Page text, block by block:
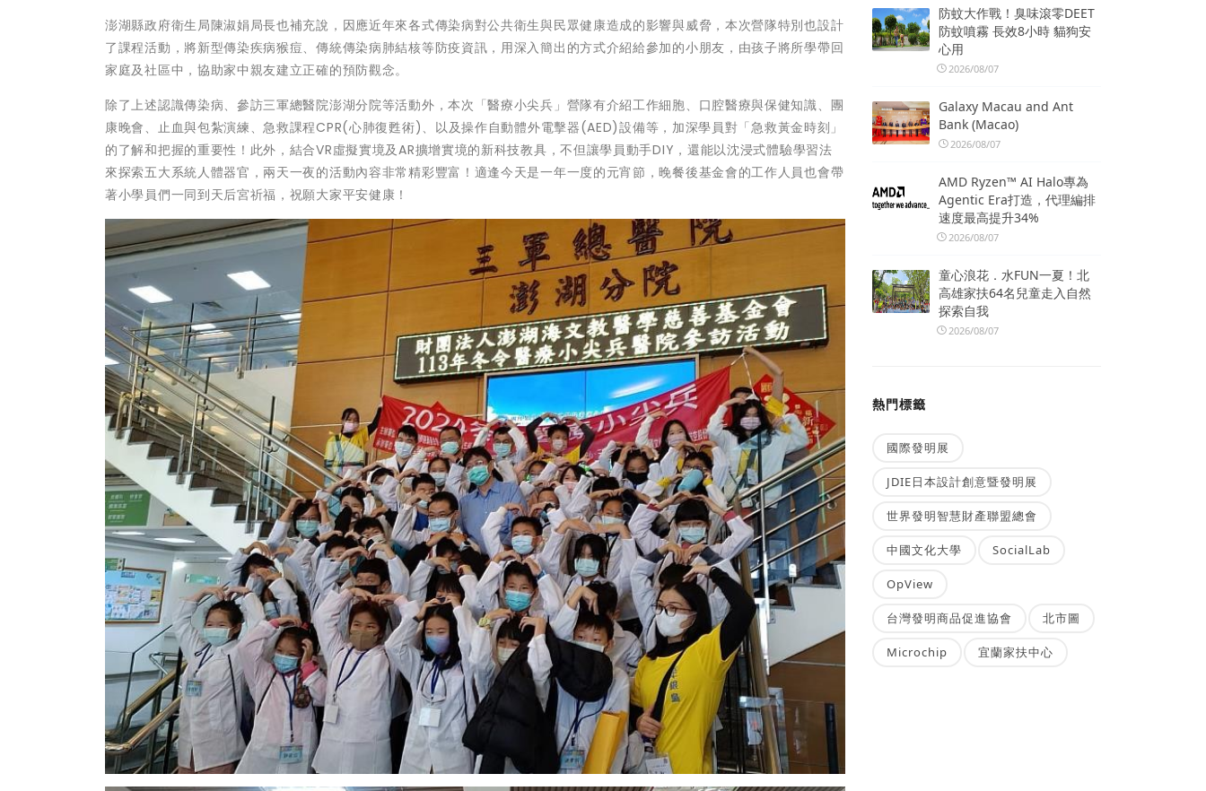
澎湖縣政府衛生局陳淑娟局長也補充說，因應近年來各式傳染病對公共衛生與民眾健康造成的影響與威脅，本次營隊特別也設計
了課程活動，將新型傳染疾病猴痘、傳統傳染病肺結核等防疫資訊，用深入簡出的方式介紹給參加的小朋友，由孩子將所學帶回
家庭及社區中，協助家中親友建立正確的預防觀念。
除了上述認識傳染病、參訪三軍總醫院澎湖分院等活動外，本次「醫療小尖兵」營隊有介紹工作細胞、口腔醫療與保健知識、團
康晚會、止血與包紮演練、急救課程CPR(心肺復甦術)、以及操作自動體外電擊器(AED)設備等，加深學員對「急救黃金時刻」
的了解和把握的重要性！此外，結合VR虛擬實境及AR擴增實境的新科技教具，不但讓學員動手DIY，還能以沈浸式體驗學習法
來探索五大系統人體器官，兩天一夜的活動內容非常精彩豐富！適逢今天是一年一度的元宵節，晚餐後基金會的工作人員也會帶
著小學員們一同到天后宮祈福，祝願大家平安健康！
防蚊大作戰！臭味滾零DEET
防蚊噴霧 長效8小時 貓狗安
心用
2026/08/07
Galaxy Macau and Ant
Bank (Macao)
2026/08/07
AMD Ryzen™ AI Halo專為
Agentic Era打造，代理編排
速度最高提升34%
2026/08/07
童心浪花．水FUN一夏！北
高雄家扶64名兒童走入自然
探索自我
2026/08/07
熱門標籤
國際發明展
JDIE日本設計創意暨發明展
世界發明智慧財產聯盟總會
中國文化大學 SocialLab
OpView
台灣發明商品促進協會 北市圖
Microchip 宜蘭家扶中心